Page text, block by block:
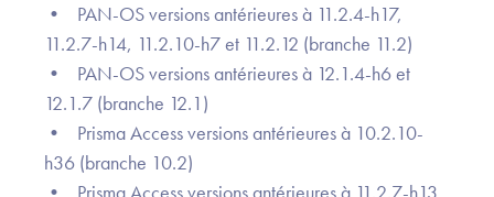
• PAN-OS versions antérieures à 11.2.4-h17,
11.2.7-h14, 11.2.10-h7 et 11.2.12 (branche 11.2)
• PAN-OS versions antérieures à 12.1.4-h6 et
12.1.7 (branche 12.1)
• Prisma Access versions antérieures à 10.2.10-
h36 (branche 10.2)